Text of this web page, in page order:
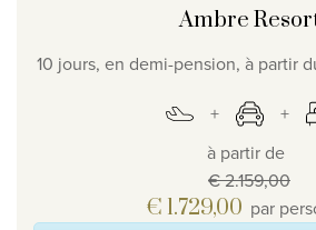
Ambre
10 jours, en demi-pension, à partir
à partir de
€ 2.159,00
€ 1.729,00 par